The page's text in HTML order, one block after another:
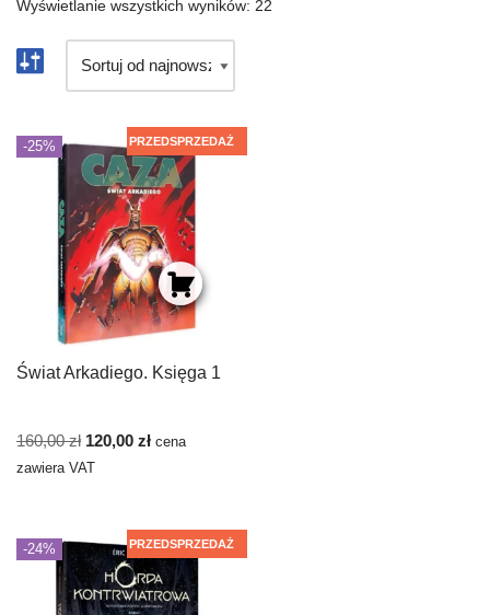
Wyświetlanie wszystkich wyników: 22
-25%
Świat Arkadiego. Księga 1
PRZEDSPRZEDAŻ
160,00zł 120,00 zł cena
zawiera VAT
-24% PRZEDSPRZEDAŻ